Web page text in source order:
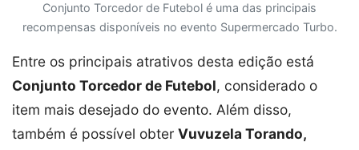
Conjunto Torcedor de Futebol é uma das principais
recompensas disponíveis no evento Supermercado Turbo.
Entre os principais atrativos desta edição está
Conjunto Torcedor de Futebol, considerado o
item mais desejado do evento. Além disso,
também é possível obter Vuvuzela Torando,